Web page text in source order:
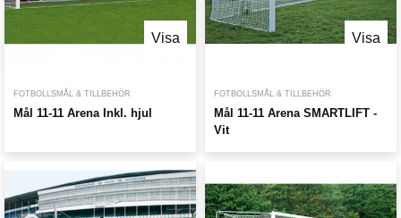
Visa
FOTBOLLSMÅL & TILLBEHÖR
Mål 11-11 Arena Inkl. hjul
Visa
FOTBOLLSMÅL & TILLBEHÖR
Mål 11-11 Arena SMARTLIFT -
Vit